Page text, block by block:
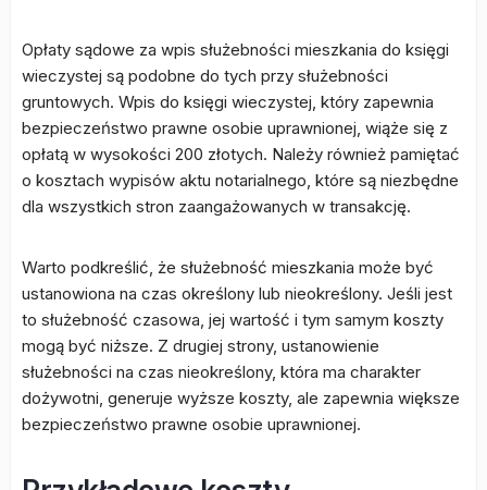
Opłaty sądowe za wpis służebności mieszkania do księgi
wieczystej są podobne do tych przy służebności
gruntowych. Wpis do księgi wieczystej, który zapewnia
bezpieczeństwo prawne osobie uprawnionej, wiąże się z
opłatą w wysokości 200 złotych. Należy również pamiętać
o kosztach wypisów aktu notarialnego, które są niezbędne
dla wszystkich stron zaangażowanych w transakcję.
Warto podkreślić, że służebność mieszkania może być
ustanowiona na czas określony lub nieokreślony. Jeśli jest
to służebność czasowa, jej wartość i tym samym koszty
mogą być niższe. Z drugiej strony, ustanowienie
służebności na czas nieokreślony, która ma charakter
dożywotni, generuje wyższe koszty, ale zapewnia większe
bezpieczeństwo prawne osobie uprawnionej.